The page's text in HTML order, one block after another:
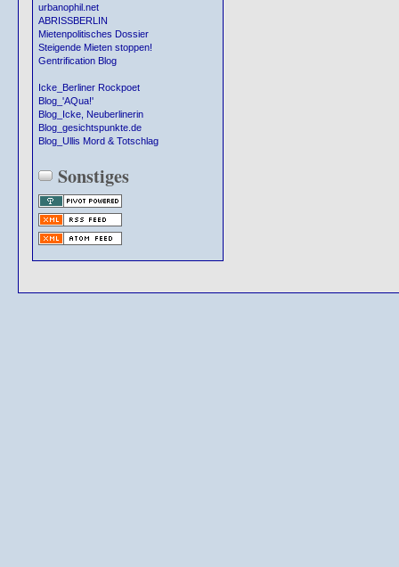
urbanophil.net
ABRISSBERLIN
Mietenpolitisches Dossier
Steigende Mieten stoppen!
Gentrification Blog
Icke_Berliner Rockpoet
Blog_'AQua!'
Blog_Icke, Neuberlinerin
Blog_gesichtspunkte.de
Blog_Ullis Mord & Totschlag
Sonstiges